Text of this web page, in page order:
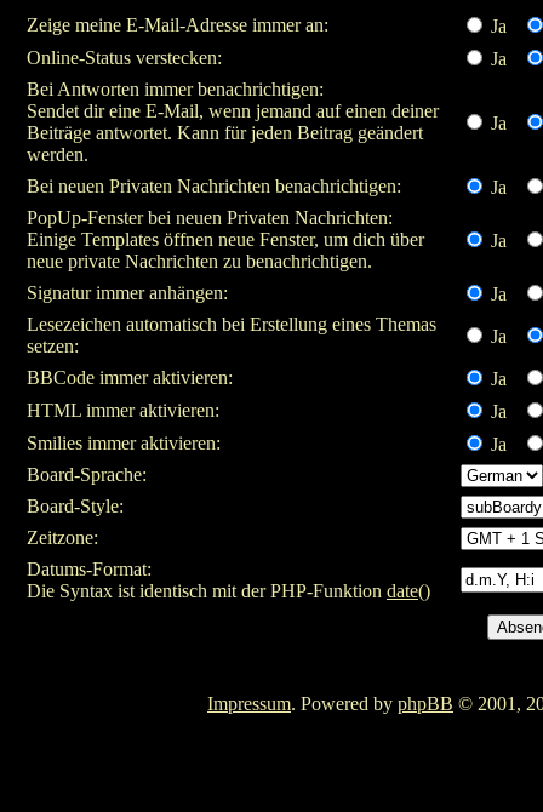
Zeige meine E-Mail-Adresse immer an:
Ja
Online-Status verstecken:
Ja
Bei Antworten immer benachrichtigen:
Sendet dir eine E-Mail, wenn jemand auf einen deiner
Beiträge antwortet. Kann für jeden Beitrag geändert
werden.
Ja
Bei neuen Privaten Nachrichten benachrichtigen:
Ja
PopUp-Fenster bei neuen Privaten Nachrichten:
Einige Templates öffnen neue Fenster, um dich über
neue private Nachrichten zu benachrichtigen.
Ja
Signatur immer anhängen:
Ja
Lesezeichen automatisch bei Erstellung eines Themas
setzen:
Ja
BBCode immer aktivieren:
Ja
HTML immer aktivieren:
Ja
Smilies immer aktivieren:
Ja
Board-Sprache:
Board-Style:
Zeitzone:
Datums-Format:
Die Syntax ist identisch mit der PHP-Funktion date()
Impressum. Powered by phpBB © 2001,